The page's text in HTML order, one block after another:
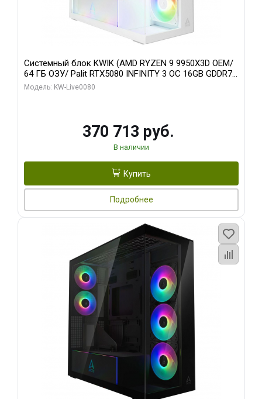
Системный блок KWIK (AMD RYZEN 9 9950X3D OEM/
64 ГБ ОЗУ/ Palit RTX5080 INFINITY 3 OC 16GB GDDR7
256bit 3xDP H/ 960 ГБ SSD)
Модель: KW-Live0080
370 713 руб.
В наличии
Купить
Подробнее